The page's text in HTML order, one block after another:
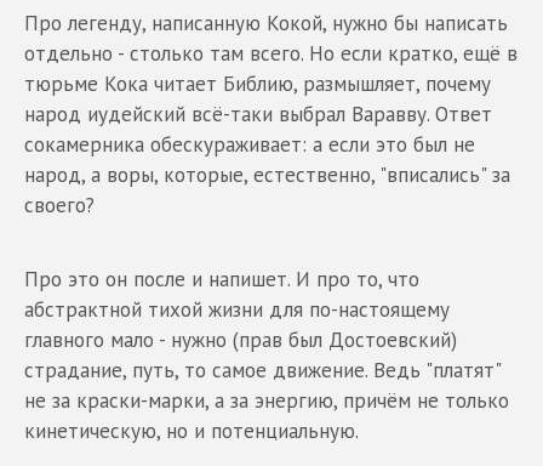
Про легенду, написанную Кокой, нужно бы написать
отдельно - столько там всего. Но если кратко, ещё в
тюрьме Кока читает Библию, размышляет, почему
народ иудейский всё-таки выбрал Варавву. Ответ
сокамерника обескураживает: а если это был не
народ, а воры, которые, естественно, "вписались" за
своего?
Про это он после и напишет. И про то, что
абстрактной тихой жизни для по-настоящему
главного мало - нужно (прав был Достоевский)
страдание, путь, то самое движение. Ведь "платят"
не за краски-марки, а за энергию, причём не только
кинетическую, но и потенциальную.